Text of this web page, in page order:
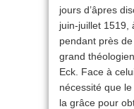
jours d’âpres
juin-juillet 1519,
pendant près
grand
Eck. Face à
nécessité que
la grâce pour